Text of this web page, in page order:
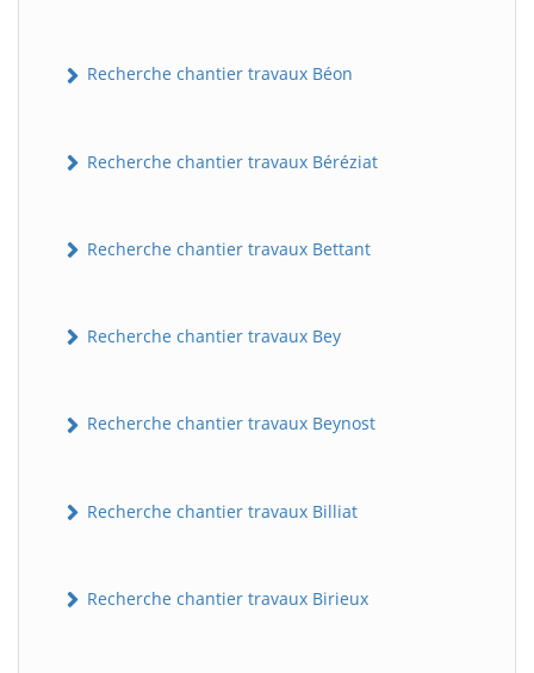
Recherche chantier travaux Béon
Recherche chantier travaux Béréziat
Recherche chantier travaux Bettant
Recherche chantier travaux Bey
Recherche chantier travaux Beynost
Recherche chantier travaux Billiat
Recherche chantier travaux Birieux